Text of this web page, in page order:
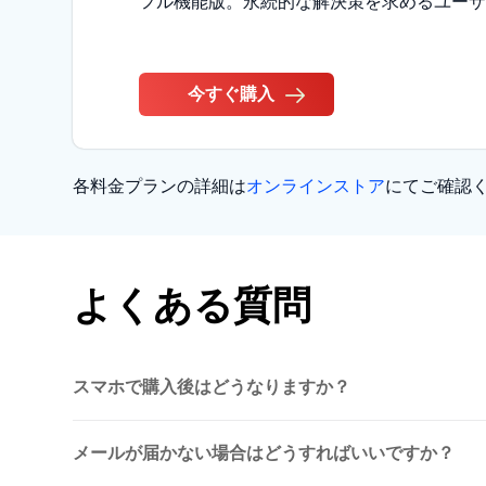
今すぐ購入
各料金プランの詳細はオンラインストアにてご確認
よくある質問
スマホで購入後はどうなりますか？
メールが届かない場合はどうすればいいですか？